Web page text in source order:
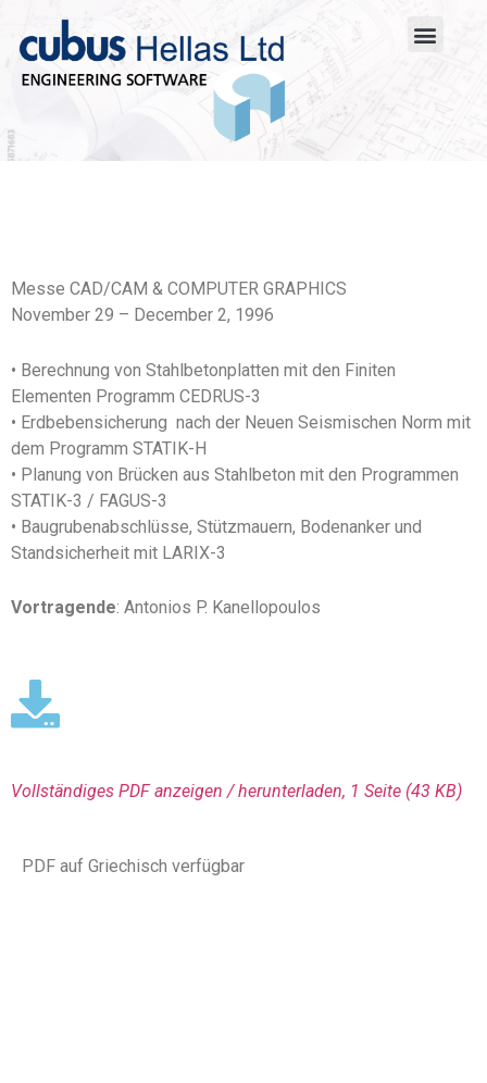
Messe CAD/CAM & COMPUTER GRAPHICS
November 29 – December 2, 1996
• Berechnung von Stahlbetonplatten mit den Finiten
Elementen Programm CEDRUS-3
• Erdbebensicherung nach der Neuen Seismischen Norm mit
dem Programm STATIK-H
• Planung von Brücken aus Stahlbeton mit den Programmen
STATIK-3 / FAGUS-3
• Baugrubenabschlüsse, Stützmauern, Bodenanker und
Standsicherheit mit LARIX-3
Vortragende: Antonios P. Kanellopoulos
Vollständiges PDF anzeigen / herunterladen, 1 Seite (43 KΒ)
PDF auf Griechisch verfügbar